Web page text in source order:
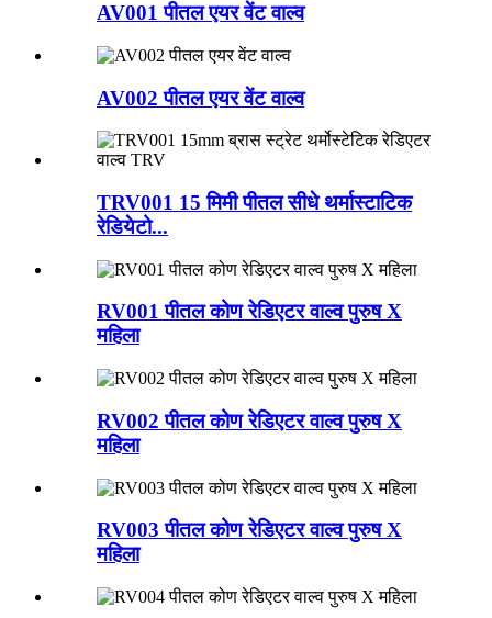
AV001 पीतल एयर वेंट वाल्व
AV002 पीतल एयर वेंट वाल्व
TRV001 15 मिमी पीतल सीधे थर्मास्टाटिक
रेडियेटो...
RV001 पीतल कोण रेडिएटर वाल्व पुरुष X
महिला
RV002 पीतल कोण रेडिएटर वाल्व पुरुष X
महिला
RV003 पीतल कोण रेडिएटर वाल्व पुरुष X
महिला